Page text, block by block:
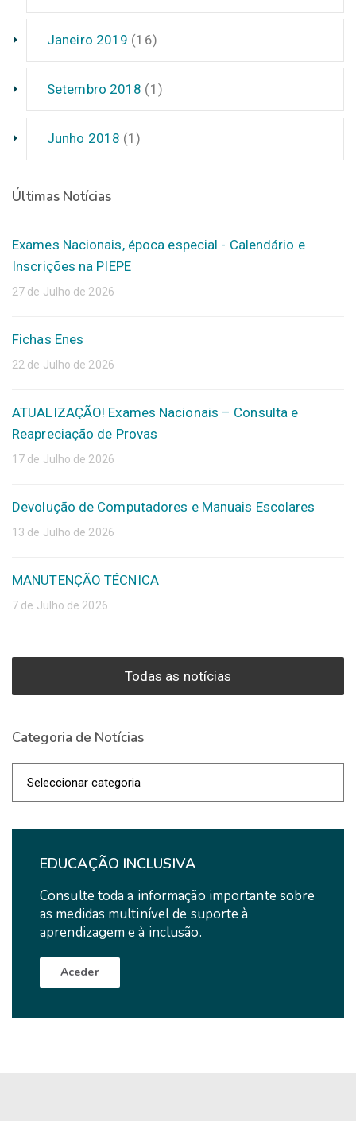
Janeiro 2019 (16)
Setembro 2018 (1)
Junho 2018 (1)
Últimas Notícias
Exames Nacionais, época especial - Calendário e
Inscrições na PIEPE
27 de Julho de 2026
Fichas Enes
22 de Julho de 2026
ATUALIZAÇÃO! Exames Nacionais – Consulta e
Reapreciação de Provas
17 de Julho de 2026
Devolução de Computadores e Manuais Escolares
13 de Julho de 2026
MANUTENÇÃO TÉCNICA
7 de Julho de 2026
Todas as notícias
Categoria de Notícias
EDUCAÇÃO INCLUSIVA
Consulte toda a informação importante sobre
as medidas multinível de suporte à
aprendizagem e à inclusão.
Aceder